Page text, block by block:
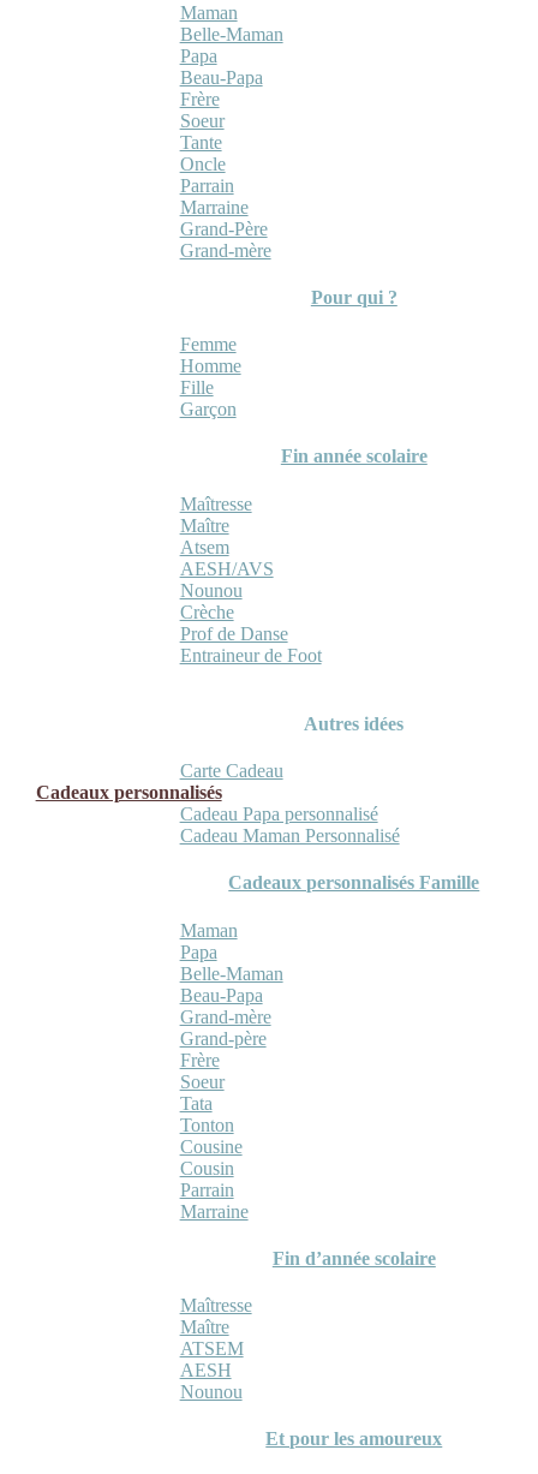
Maman
Belle-Maman
Papa
Beau-Papa
Frère
Soeur
Tante
Oncle
Parrain
Marraine
Grand-Père
Grand-mère
Pour qui ?
Femme
Homme
Fille
Garçon
Fin année scolaire
Maîtresse
Maître
Atsem
AESH/AVS
Nounou
Crèche
Prof de Danse
Entraineur de Foot
Autres idées
Carte Cadeau
Cadeaux personnalisés
Cadeau Papa personnalisé
Cadeau Maman Personnalisé
Cadeaux personnalisés Famille
Maman
Papa
Belle-Maman
Beau-Papa
Grand-mère
Grand-père
Frère
Soeur
Tata
Tonton
Cousine
Cousin
Parrain
Marraine
Fin d’année scolaire
Maîtresse
Maître
ATSEM
AESH
Nounou
Et pour les amoureux